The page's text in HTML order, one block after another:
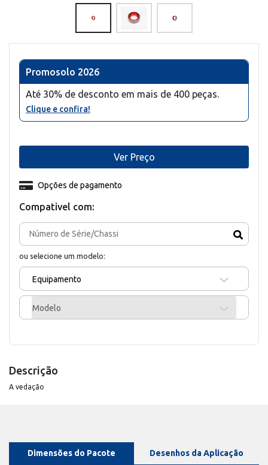
Compativel com:
ou selecione um modelo:
Equipamento
Modelo
Promosolo 2026
Até 30% de desconto em mais de 400 peças.
Clique e confira!
Opções de pagamento
Ver Preço
Descrição
A vedação
Dimensões do Pacote Desenhos da Aplicação